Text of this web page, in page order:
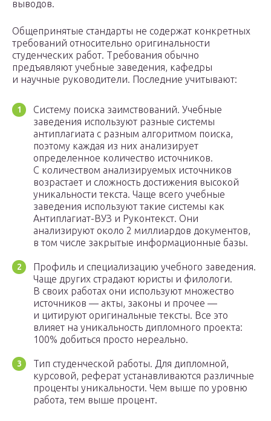
выводов.
Общепринятые стандарты не содержат конкретных
требований относительно оригинальности
студенческих работ. Требования обычно
предъявляют учебные заведения, кафедры
и научные руководители. Последние учитывают:
Систему поиска заимствований. Учебные
заведения используют разные системы
антиплагиата с разным алгоритмом поиска,
поэтому каждая из них анализирует
определенное количество источников.
С количеством анализируемых источников
возрастает и сложность достижения высокой
уникальности текста. Чаще всего учебные
заведения используют такие системы как
Антиплагиат-ВУЗ и Руконтекст. Они
анализируют около 2 миллиардов документов,
в том числе закрытые информационные базы.
Профиль и специализацию учебного заведения.
Чаще других страдают юристы и филологи.
В своих работах они используют множество
источников — акты, законы и прочее —
и цитируют оригинальные тексты. Все это
влияет на уникальность дипломного проекта:
100% добиться просто нереально.
Тип студенческой работы. Для дипломной,
курсовой, реферат устанавливаются различные
проценты уникальности. Чем выше по уровню
работа, тем выше процент.